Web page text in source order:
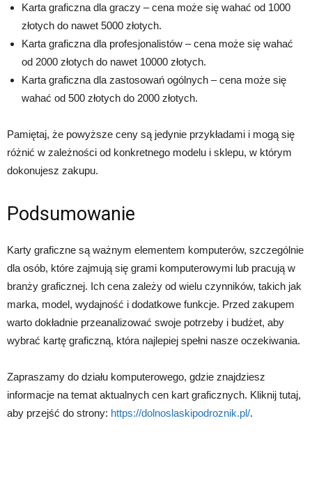
Karta graficzna dla graczy – cena może się wahać od 1000
złotych do nawet 5000 złotych.
Karta graficzna dla profesjonalistów – cena może się wahać
od 2000 złotych do nawet 10000 złotych.
Karta graficzna dla zastosowań ogólnych – cena może się
wahać od 500 złotych do 2000 złotych.
Pamiętaj, że powyższe ceny są jedynie przykładami i mogą się
różnić w zależności od konkretnego modelu i sklepu, w którym
dokonujesz zakupu.
Podsumowanie
Karty graficzne są ważnym elementem komputerów, szczególnie
dla osób, które zajmują się grami komputerowymi lub pracują w
branży graficznej. Ich cena zależy od wielu czynników, takich jak
marka, model, wydajność i dodatkowe funkcje. Przed zakupem
warto dokładnie przeanalizować swoje potrzeby i budżet, aby
wybrać kartę graficzną, która najlepiej spełni nasze oczekiwania.
Zapraszamy do działu komputerowego, gdzie znajdziesz
informacje na temat aktualnych cen kart graficznych. Kliknij tutaj,
aby przejść do strony: https://dolnoslaskipodroznik.pl/.